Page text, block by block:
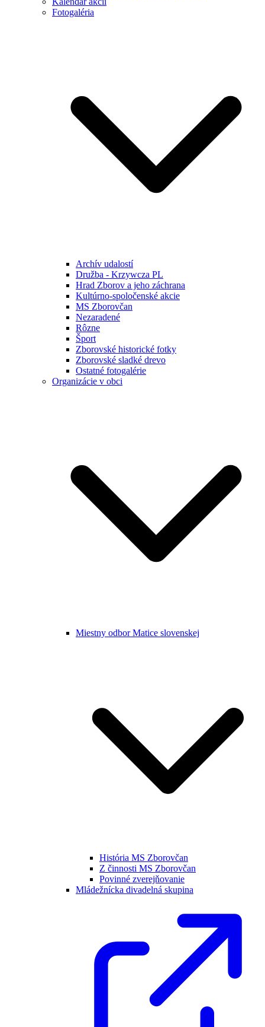
Fotogaléria
Archív udalostí
Družba - Krzywcza PL
Hrad Zborov a jeho záchrana
Kultúrno-spoločenské akcie
MS Zborovčan
Nezaradené
Rôzne
Šport
Zborovské historické fotky
Zborovské sladké drevo
Ostatné fotogalérie
Organizácie v obci
Miestny odbor Matice slovenskej
História MS Zborovčan
Z činnosti MS Zborovčan
Povinné zverejňovanie
Mládežnícka divadelná skupina